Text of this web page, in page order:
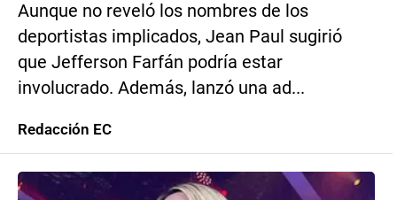
Aunque no reveló los nombres de los
deportistas implicados, Jean Paul sugirió
que Jefferson Farfán podría estar
involucrado. Además, lanzó una ad...
Redacción EC